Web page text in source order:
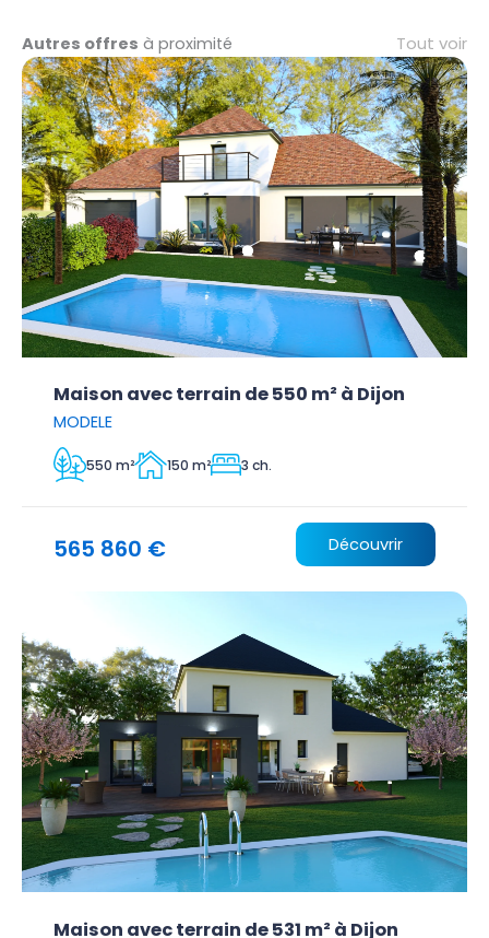
Autres offres à proximité Tout voir
Maison avec terrain de 550 m² à Dijon
MODELE
550 m² 150 m² 3 ch.
565 860 € Découvrir
Maison avec terrain de 531 m² à Dijon